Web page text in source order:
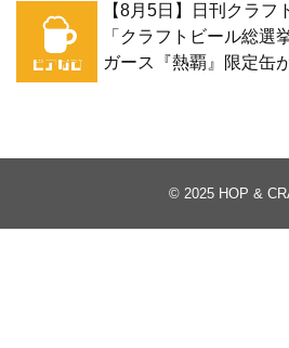
【8月5日】日刊クラ
「クラフトビール総選
ガース『熱覇』限定缶
© 2025 HOP &